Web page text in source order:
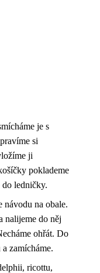
je s
si
ji
poklademe
do ledničky.
návodu na obale.
nalijeme do něj
ohřát. Do
zamícháme.
ricottu,